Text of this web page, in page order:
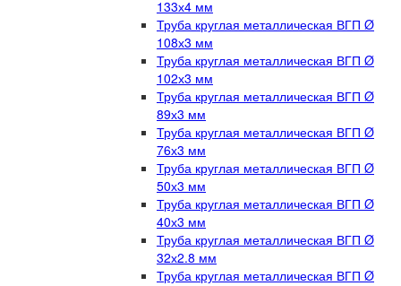
133х4 мм
Труба круглая металлическая ВГП Ø
108х3 мм
Труба круглая металлическая ВГП Ø
102х3 мм
Труба круглая металлическая ВГП Ø
89х3 мм
Труба круглая металлическая ВГП Ø
76х3 мм
Труба круглая металлическая ВГП Ø
50х3 мм
Труба круглая металлическая ВГП Ø
40х3 мм
Труба круглая металлическая ВГП Ø
32х2.8 мм
Труба круглая металлическая ВГП Ø